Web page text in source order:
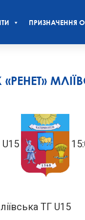
ПРИЗНАЧЕННЯ
ТГ U15